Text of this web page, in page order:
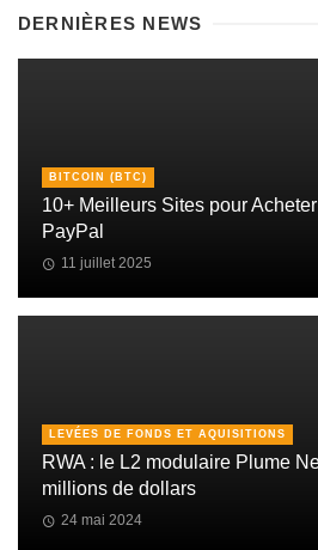
DERNIÈRES NEWS
BITCOIN (BTC)
10+ Meilleurs Sites pour
PayPal
11 juillet 2025
LEVÉES DE FONDS ET AQUISITIONS
RWA : le L2 modulaire Plume
millions de dollars
24 mai 2024